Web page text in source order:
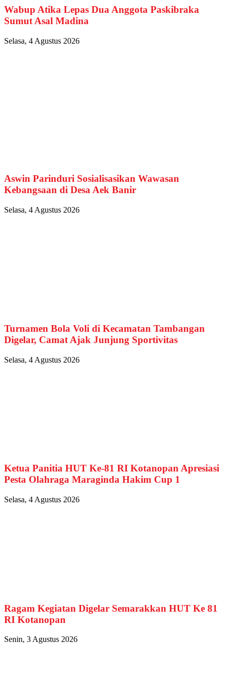
Wabup Atika Lepas Dua Anggota Paskibraka
Sumut Asal Madina
Selasa, 4 Agustus 2026
Aswin Parinduri Sosialisasikan Wawasan
Kebangsaan di Desa Aek Banir
Selasa, 4 Agustus 2026
Turnamen Bola Voli di Kecamatan Tambangan
Digelar, Camat Ajak Junjung Sportivitas
Selasa, 4 Agustus 2026
Ketua Panitia HUT Ke-81 RI Kotanopan Apresiasi
Pesta Olahraga Maraginda Hakim Cup 1
Selasa, 4 Agustus 2026
Ragam Kegiatan Digelar Semarakkan HUT Ke 81
RI Kotanopan
Senin, 3 Agustus 2026